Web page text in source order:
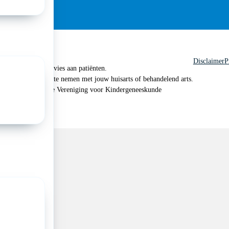
geen medisch advies aan patiënten.
je om contact op te nemen met jouw huisarts of behandelend arts.
Nederlandse Vereniging voor Kindergeneeskunde
Disclaimer